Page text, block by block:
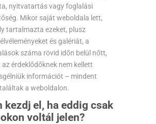
nyitvatartás vagy foglalási
Mikor saját weboldala lett,
tartalmazta ezeket, plusz
és galériát, a
száma rövid időn belül nőtt,
az érdeklődőknek nem kellett
információt – mindent
a weboldalon.
kezdj el, ha eddig csak
voltál jelen?